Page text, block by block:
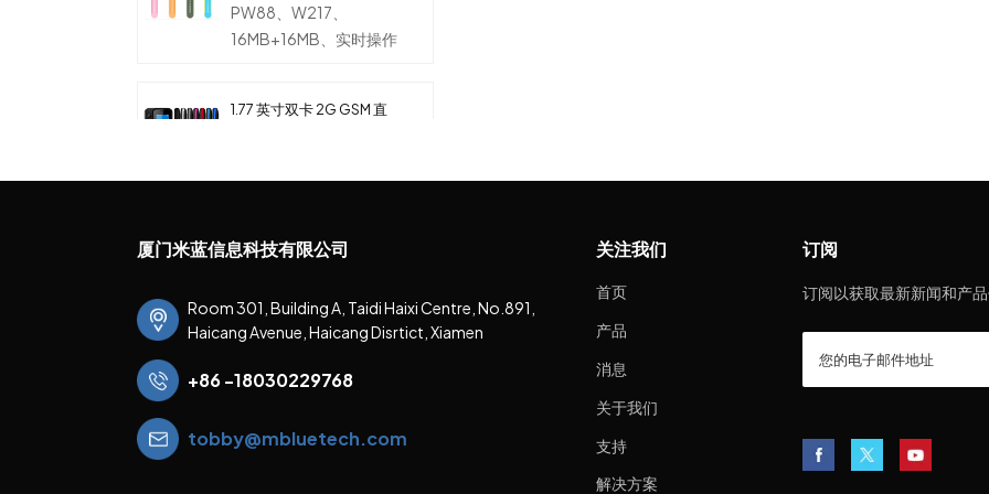
率和温度监测，适合儿童
PW88、W217、
16MB+16MB、实时操作
1.77 英寸双卡 2G GSM 直
1.77 英寸双卡 2G GSM 功
MT6250D
MG1806、MT6250D、
32+32Mb、核
板功能手机，芯片组
MT6261D
厦门米蓝信息科技有限公司
Room 301, Building A, Taidi Haixi Centre, No.891,
Haicang Avenue, Haicang Disrtict, Xiamen
+86 -18030229768
tobby@mbluetech.com
关注我们
首页
产品
消息
关于我们
支持
解决方案
订阅
订阅以获取最新新闻和产